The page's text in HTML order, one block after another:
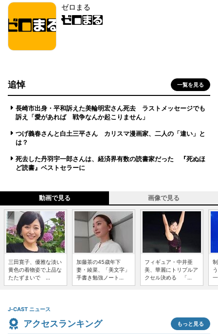
ゼロまる
追悼 一覧を見る
長崎市出身・平和訴えた美輪明宏さん死去 ラストメッセージでも
訴え「愛があれば 戦争なんか起こりません」
つげ義春さんと白土三平さん カリスマ漫画家、二人の「違い」と
は？
死去した丹羽宇一郎さんは、経済界有数の読書家だった 『死ぬほ
ど読書』ベストセラーに
動画で見る 画像で見る
三田寛子、優雅な淡い
黄色の着物姿で上品な
たたずまいで ...
加藤茶の45歳年下
妻・綾菜、「美文字」
手書き勉強ノート...
フィギュア・中井亜
美、華麗にトリプルア
クセル決める 「...
J-CAST ニュース
アクセスランキング もっと見る